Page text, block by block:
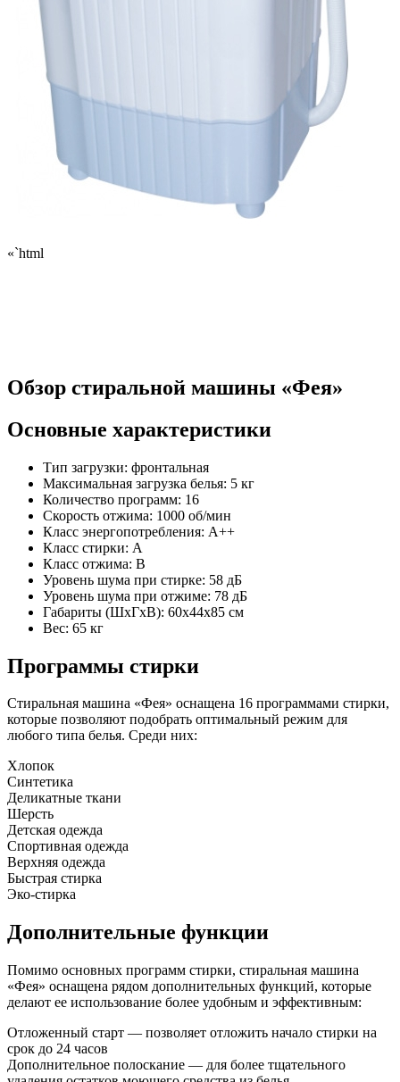
«`html
Обзор стиральной машины «Фея»
Основные характеристики
Тип загрузки: фронтальная
Максимальная загрузка белья: 5 кг
Количество программ: 16
Скорость отжима: 1000 об/мин
Класс энергопотребления: A++
Класс стирки: A
Класс отжима: B
Уровень шума при стирке: 58 дБ
Уровень шума при отжиме: 78 дБ
Габариты (ШxГxВ): 60x44x85 см
Вес: 65 кг
Программы стирки
Стиральная машина «Фея» оснащена 16 программами стирки,
которые позволяют подобрать оптимальный режим для
любого типа белья. Среди них:
Хлопок
Синтетика
Деликатные ткани
Шерсть
Детская одежда
Спортивная одежда
Верхняя одежда
Быстрая стирка
Эко-стирка
Дополнительные функции
Помимо основных программ стирки, стиральная машина
«Фея» оснащена рядом дополнительных функций, которые
делают ее использование более удобным и эффективным:
Отложенный старт — позволяет отложить начало стирки на
срок до 24 часов
Дополнительное полоскание — для более тщательного